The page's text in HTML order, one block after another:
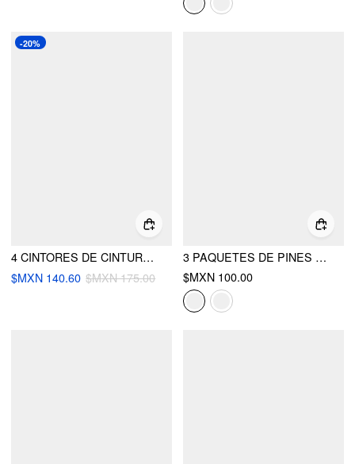
-20%
4 CINTORES DE CINTURA PARA PANTALONES FLORALES
$MXN 140.60 $MXN 175.00
3 PAQUETES DE PINES CON BOTONES DE FLORES Y LAZO PARA VAQUEROS
$MXN 100.00